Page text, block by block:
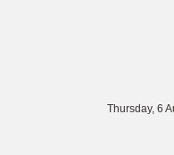
Thursday, 6